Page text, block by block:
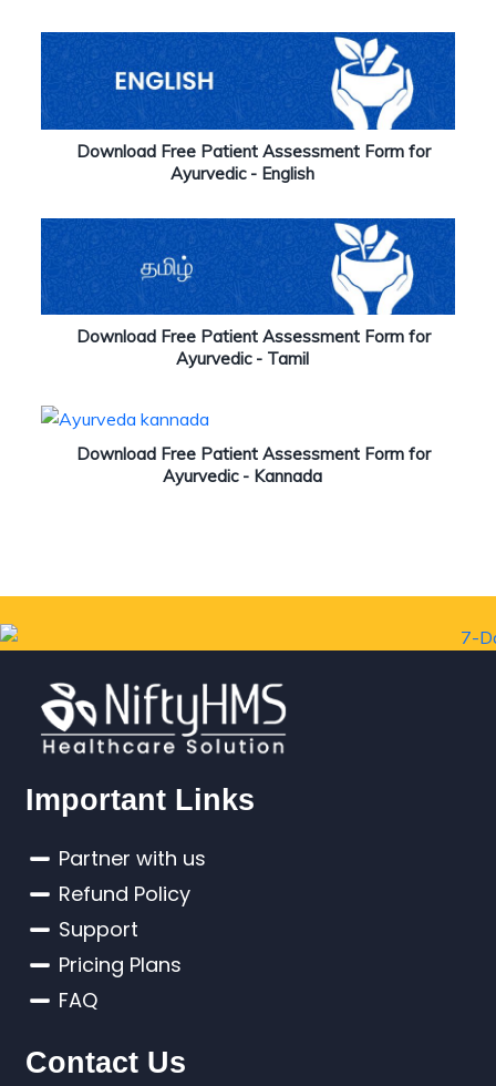
Download Free Patient Assessment Form for
Ayurvedic - English
Download Free Patient Assessment Form for
Ayurvedic - Tamil
Download Free Patient Assessment Form for
Ayurvedic - Kannada
Important Links
Partner with us
Refund Policy
Support
Pricing Plans
FAQ
Contact Us